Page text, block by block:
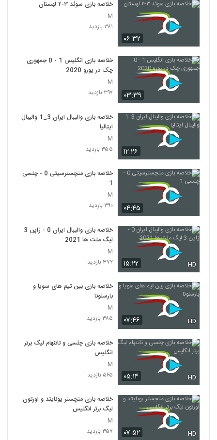
۰۶:۳۲
خلاصه بازی سوئد ۳-۲ لهستان
M
۳۸۱ بازدید
۰۳:۳۹
خلاصه بازی انگلیس 1 - 0 جمهوری
چک در یورو 2020
M
۳۹۷ بازدید
۱۲:۲۶
خلاصه بازی والیبال ایران 3_1 والیبال
ایتالیا
M
۳۵۵ بازدید
۰۴:۴۵
خلاصه بازی منچسترسیتی 0 - چلسی
1
M
۳۹۰ بازدید
۱۵:۲۲ HD
خلاصه بازی والیبال ایران 0 - ژاپن 3
لیگ ملت ها 2021
M
۳۷۲ بازدید
۰۷:۴۶ HD
خلاصه بازی بین تیم های سویا و
بارسلونا
M
۳۸۵ بازدید
۰۵:۱۴ HD
خلاصه بازی چلسی و تاتنهام لیگ برتر
انگلیس
M
۵۶۵ بازدید
۰۷:۵۲ HD
خلاصه بازی منچستر یونایتد و اورتون
لیگ برتر انگلیس
M
۳۵۷ بازدید